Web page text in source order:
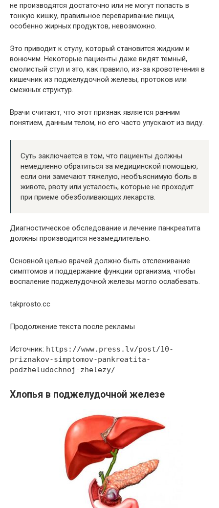
не производятся достаточно или не могут попасть в
тонкую кишку, правильное переваривание пищи,
особенно жирных продуктов, невозможно.
Это приводит к стулу, который становится жидким и
вонючим. Некоторые пациенты даже видят темный,
смолистый стул и это, как правило, из-за кровотечения в
кишечник из поджелудочной железы, протоков или
смежных структур.
Врачи считают, что этот признак является ранним
понятием, данным телом, но его часто упускают из виду.
Суть заключается в том, что пациенты должны
немедленно обратиться за медицинской помощью,
если они замечают тяжелую, необъяснимую боль в
животе, рвоту или усталость, которые не проходит
при приеме обезболивающих лекарств.
Диагностическое обследование и лечение панкреатита
должны производится незамедлительно.
Основной целью врачей должно быть отслеживание
симптомов и поддержание функции организма, чтобы
воспаление поджелудочной железы могло ослабевать.
takprosto.cc
Продолжение текста после рекламы
Источник: https://www.press.lv/post/10-
priznakov-simptomov-pankreatita-
podzheludochnoj-zhelezy/
Хлопья в поджелудочной железе